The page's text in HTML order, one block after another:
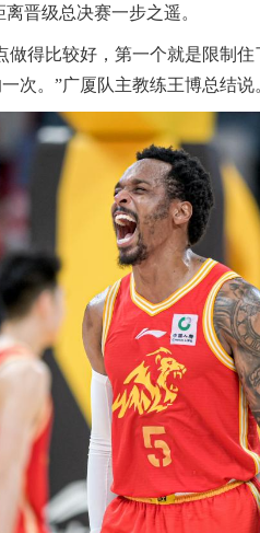
晋级总决赛一步之遥。
较好，第一个就是限制住
次。”广厦队主教练王博总结说